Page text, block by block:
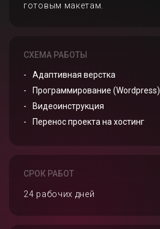
готовым макетам.
СХЕМА РАБОТЫ
Адаптивная верстка
Программирование (Wordpress)
Видеоинструкция
Перенос проекта на хостинг
СРОК РАБОТ
24 рабочих дней